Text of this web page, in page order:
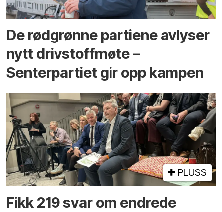
De rødgrønne partiene avlyser
nytt drivstoffmøte –
Senterpartiet gir opp kampen
PLUSS
Fikk 219 svar om endrede